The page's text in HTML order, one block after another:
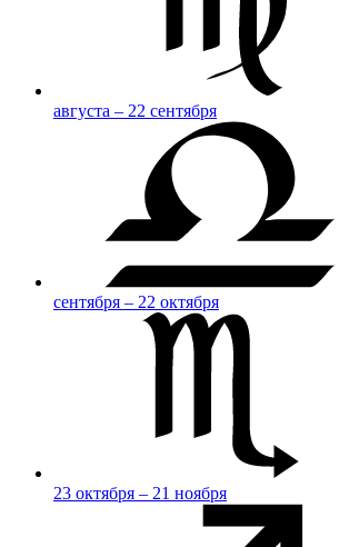
августа – 22 сентября
сентября – 22 октября
23 октября – 21 ноября